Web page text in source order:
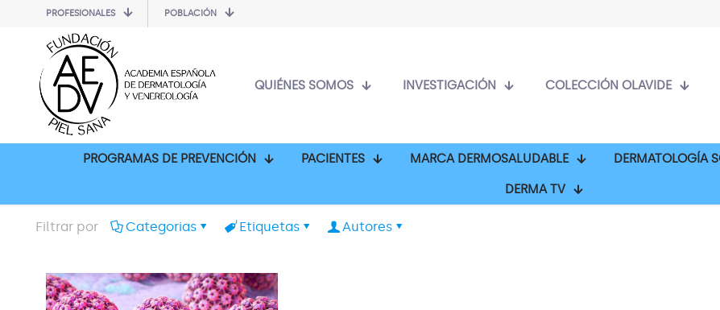
PROFESIONALES POBLACIÓN
QUIÉNES SOMOS INVESTIGACIÓN COLECCIÓN OLAVIDE
PROGRAMAS DE PREVENCIÓN PACIENTES MARCA DERMOSALUDABLE DERMATOLOGÍA
DERMA TV
Filtrar por Categorias Etiquetas Autores